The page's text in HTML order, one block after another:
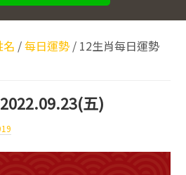
名 /每日運勢 / 12生肖每日運勢
五)